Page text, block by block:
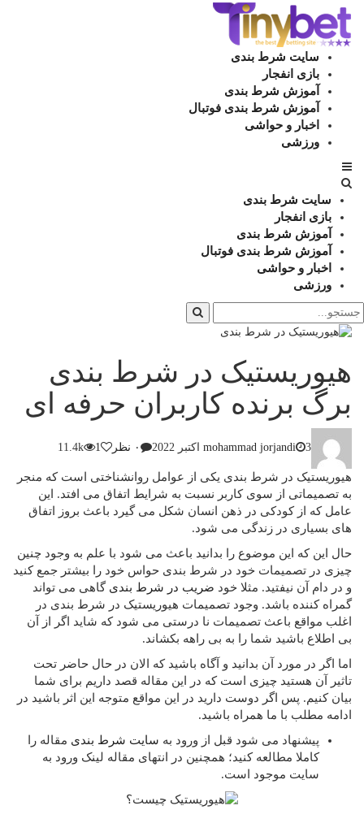
سایت شرط بندی
بازی انفجار
آموزش شرط بندی
آموزش شرط بندی فوتبال
اخبار و حواشی
ورزشی
سایت شرط بندی
بازی انفجار
آموزش شرط بندی
آموزش شرط بندی فوتبال
اخبار و حواشی
ورزشی
هیوریستیک در شرط بندی
برگ برنده کاربران حرفه ای
mohammad jorjandi 3 اکتبر 2022 ۰ نظر 1
11.4k
هیوریستیک در شرط بندی یکی از عوامل روانشناختی است که منجر
به تصمیماتی از سوی کاربر نسبت به شرایط اتفاق می افتد. این
عامل که از کودکی در ذهن انسان شکل می گیرد باعث بروز اتفاق
های بسیاری در زندگی می شود.
حال این که این موضوع را بدانید باعث می شود با علم به وجود چنین
چیزی در تصمیمات خود در شرط بندی حواس خود را بیشتر جمع کنید
و در دام آن نیفتید. مثلا خود ضریب در شرط بندی گاهی می تواند
گمراه کننده باشد. وجود تصمیمات هیوریستیک در شرط بندی در
اغلب مواقع باعث تصمیمات نا درستی می شود که شاید اگر از آن
بی اطلاع باشید شما را به بی راهه بکشاند.
اما اگر در مورد آن بدانید و آگاه باشید که الان در حال حاضر تحت
تاثیر آن هستید چیزی است که در این مقاله قصد داریم برای شما
بیان کنیم. پس اگر دوست دارید در این مواقع متوجه این اثر باشید در
ادامه مطلب با ما همراه باشید.
پیشنهاد می شود قبل از ورود به سایت شرط بندی مقاله را
کاملا مطالعه کنید؛ همچنین در انتهای مقاله لینک ورود به
سایت موجود است.